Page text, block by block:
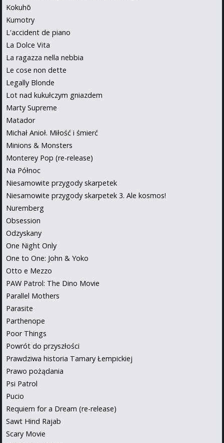
Kokuhō
Kumotry
L'accident de piano
La Dolce Vita
La ragazza nella nebbia
Le cose non dette
Legally Blonde
Lot nad kukułczym gniazdem
Marty Supreme
Matador
Michał Anioł. Miłość i śmierć
Minions & Monsters
Monterey Pop (re-release)
Na Północ
Niesamowite przygody skarpetek
Niesamowite przygody skarpetek 3. Ale kosmos!
Nuremberg
Obsession
Odzyskany
One Night Only
One to One: John & Yoko
Otto e Mezzo
PAW Patrol: The Dino Movie
Parallel Mothers
Parasite
Parthenope
Poor Things
Powrót do przyszłości
Prawdziwa historia Tamary Łempickiej
Prawo pożądania
Psi Patrol
Pucio
Requiem for a Dream (re-release)
Sawt Hind Rajab
Scary Movie